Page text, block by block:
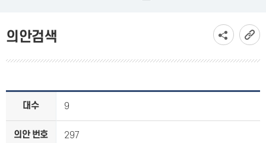
의안검색
대수 9
의안 번호 297